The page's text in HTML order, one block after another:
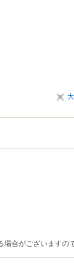
合がございますの